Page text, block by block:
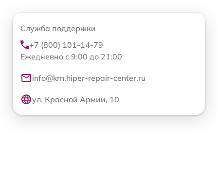
Служба поддержки
+7 (800) 101-14-79
Ежедневно с 9:00 до 21:00
info@krn.hiper-repair-center.ru
ул. Красной Армии, 10